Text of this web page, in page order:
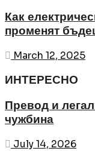
Как
променят
March 12, 2025
ИНТЕРЕСНО
Превод и
чужбина
July 14, 2026